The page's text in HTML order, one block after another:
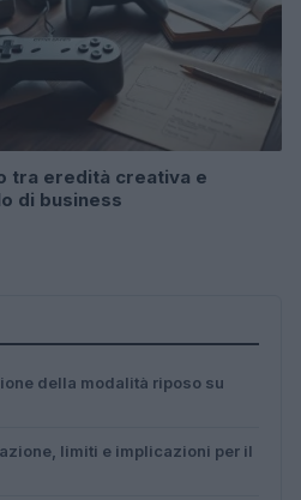
tra eredità creativa e
di business
della modalità riposo su
limiti e implicazioni per il